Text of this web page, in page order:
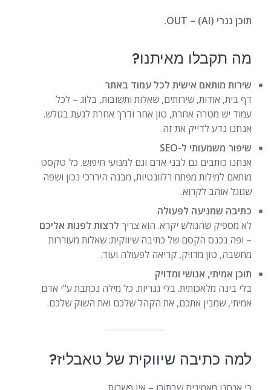
תוכן גנרי (AI) – OUT.
מה תקבלו מאיתנו?
שירות מותאם אישית לכל עמוד באתר
דף בית, אודות, שירותים, שאלות ותשובות, בלוג – לכל
עמוד יש מטרה אחרת, טון אחר ודרך אחרת לגעת בגולש.
אנחנו נדע לדייק את זה.
שיפור משמעותי ל-SEO
אנחנו כותבים גם לבני אדם וגם למנועי חיפוש. כל טקסט
מותאם למילות מפתח רלוונטיות, מבנה היררכי נכון ושפה
שגוגל אוהב לקרוא.
כתיבה שמניעה לפעולה
לא מספיק שהגולש יקרא. הוא צריך לרצות לפנות אליכם
– ופה נכנס הקסם של כתיבה שיווקית: שאלות מעוררות
מחשבה, טון מדויק, קריאה לפעולה ועוד.
תוכן אמיתי, אנושי ומדויק
בלי בינה מלאכותית. בלי גנריות. כל מילה נכתבת ע"י אדם
אמיתי, שמבין אתכם, את הקהל שלכם ואת השוק שלכם.
למה כתיבה שיווקית של טאבליז?